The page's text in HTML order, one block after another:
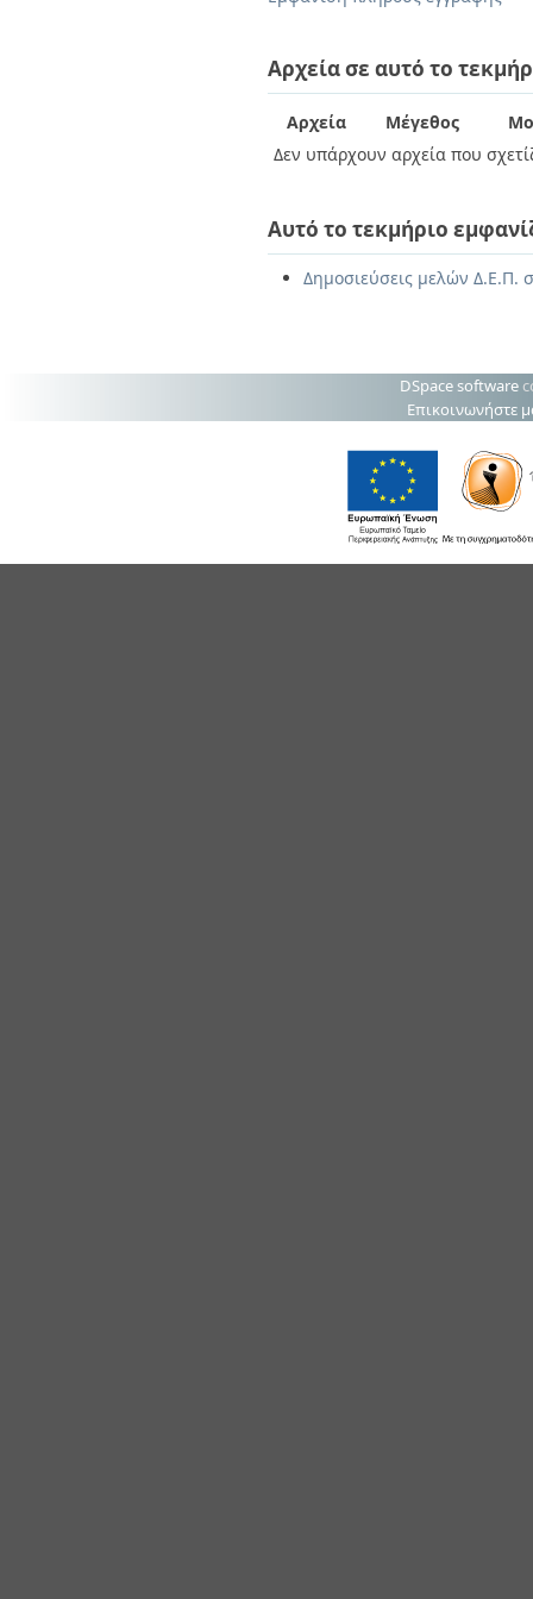
Αρχεία σε αυτό το
Αρχεία Μέγεθος
Δεν υπάρχουν αρχεία που
Αυτό το τεκμήριο
Δημοσιεύσεις μελών Δ.Ε.Π.
DSpace software
Επικοινωνήστε